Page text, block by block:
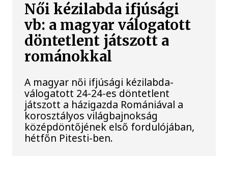
Női kézilabda ifjúsági
vb: a magyar válogatott
döntetlent játszott a
románokkal
A magyar női ifjúsági kézilabda-
válogatott 24-24-es döntetlent
játszott a házigazda Romániával a
korosztályos világbajnokság
középdöntőjének első fordulójában,
hétfőn Pitesti-ben.